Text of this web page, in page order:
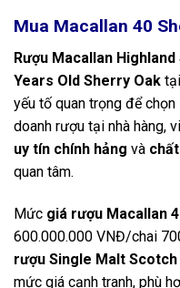
Mua Macallan 40
Rượu Macallan
Years Old Sherry Oak
yếu tố quan trọng để
doanh rượu tại nhà hàng,
uy tín chính hảng và
quan tâm.
Mức giá rượu Macallan
600.000.000 VNĐ/chai
rượu Single Malt Scotch
mức giá cạnh tranh, phù